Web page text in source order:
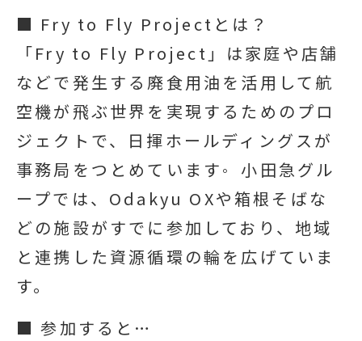
■ Fry to Fly Projectとは？
「Fry to Fly Project」は家庭や店舗
などで発生する廃食用油を活用して航
空機が飛ぶ世界を実現するためのプロ
ジェクトで、日揮ホールディングスが
事務局をつとめています 。
小田急グル
ープでは、Odakyu OXや箱根そばな
どの施設がすでに参加しており、地域
と連携した資源循環の輪を広げていま
す。
■ 参加すると…